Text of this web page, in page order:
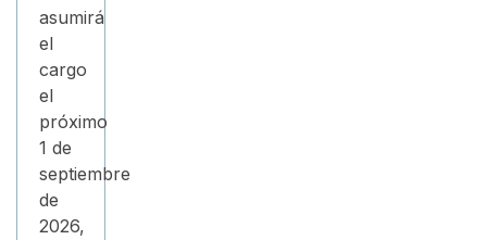
asumirá
el
cargo
el
próximo
1 de
septiembre
de
2026,